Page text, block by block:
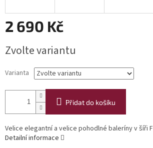
2 690 Kč
cena:
Zvolte variantu
Varianta
Přidat do košíku
Velice elegantní a velice pohodlné baleríny v šíři F
Detailní informace